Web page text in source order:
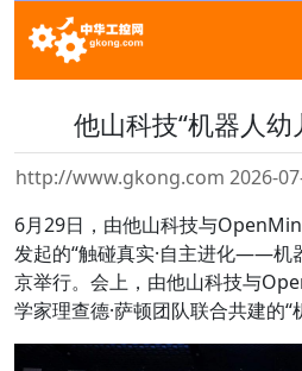
他山科技“机器人幼
http://www.gkong.com 2026-
6月29日，由他山科技与
发起的“触碰真实·自主进化——机
京举行。会上，由他山科技与
学家理查德·萨顿团队联合共建的“